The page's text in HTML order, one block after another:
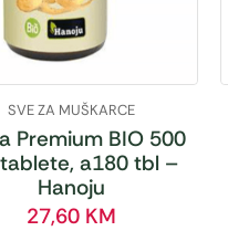
SVE ZA MUŠKARCE
Premium BIO 500
a180 tbl –
Hanoju
27,60 KM